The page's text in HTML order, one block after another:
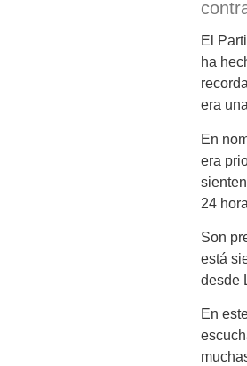
El
ha
era
En
era
24
Son
está
desde
En